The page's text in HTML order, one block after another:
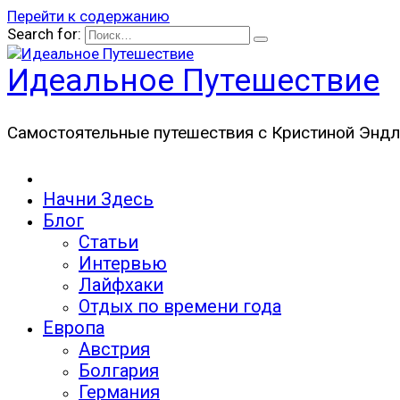
Перейти к содержанию
Search for:
Идеальное Путешествие
Самостоятельные путешествия с Кристиной
Начни Здесь
Блог
Статьи
Интервью
Лайфхаки
Отдых по времени года
Европа
Австрия
Болгария
Германия